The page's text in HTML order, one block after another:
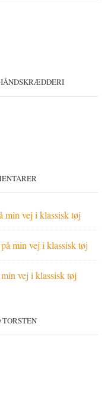
min vej i klassisk tøj
min vej i klassisk tøj
vej i klassisk tøj
TORSTEN